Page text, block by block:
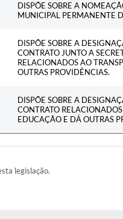
DISPÕE SOBRE A
MUNICIPAL PERMANENTE
DISPÕE SOBRE A
CONTRATO JUNTO A
RELACIONADOS AO
OUTRAS PROVIDÊNCIAS.
DISPÕE SOBRE A
CONTRATO
EDUCAÇÃO E DÁ OUTRAS
legislação.